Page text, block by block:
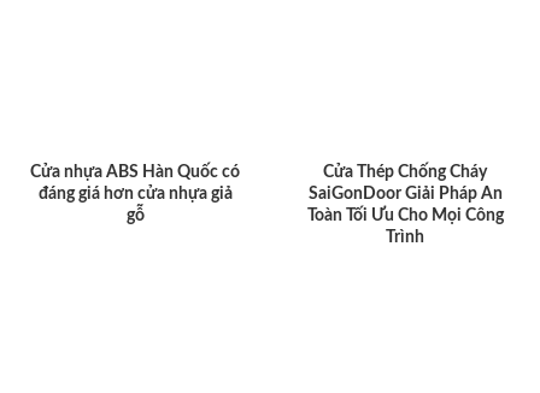
Cửa nhựa ABS Hàn Quốc có
đáng giá hơn cửa nhựa giả
gỗ
Cửa Thép Chống Cháy
SaiGonDoor Giải Pháp An
Toàn Tối Ưu Cho Mọi Công
Trình